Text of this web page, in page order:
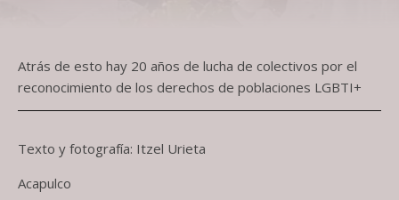
Atrás de esto hay 20 años de lucha de colectivos por el
reconocimiento de los derechos de poblaciones LGBTI+
Texto y fotografía: Itzel Urieta
Acapulco